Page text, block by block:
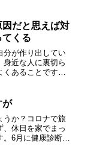
いて待たされるん
に...
だと思えば対
くる
分が作り出してい
身近な人に裏切ら
あることです。
分にある場合が
ど...
が
うか？コロナで旅
、休日を家でまっ
6月に健康診断で